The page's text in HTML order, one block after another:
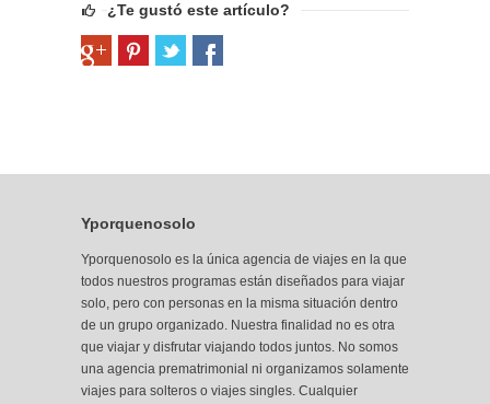
¿Te gustó este artículo?
Yporquenosolo
Yporquenosolo es la única agencia de viajes en la que
todos nuestros programas están diseñados para viajar
solo, pero con personas en la misma situación dentro
de un grupo organizado. Nuestra finalidad no es otra
que viajar y disfrutar viajando todos juntos. No somos
una agencia prematrimonial ni organizamos solamente
viajes para solteros o viajes singles. Cualquier